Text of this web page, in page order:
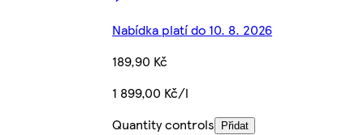
Nabídka platí do 10. 8. 2026
189,90 Kč
1 899,00 Kč/l
Quantity controls
Přidat